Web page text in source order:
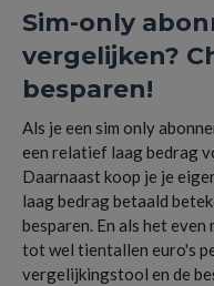
Sim-only
vergelijken?
besparen!
Als je een sim only
een relatief laag bedrag
Daarnaast koop je je
laag bedrag betaald
besparen. En als het
tot wel tientallen euro's
vergelijkingstool en de